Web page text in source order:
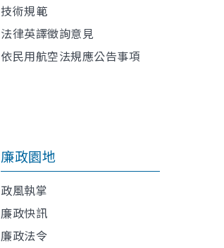
技術規範
法律英譯徵詢意見
依民用航空法規應公告事項
廉政園地
政風執掌
廉政快訊
廉政法令